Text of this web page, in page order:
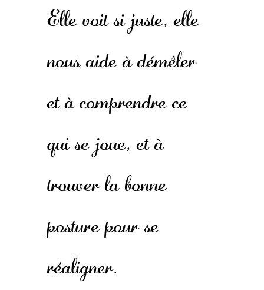
Elle voit si juste, elle
nous aide à démêler
et à comprendre ce
qui se joue, et à
trouver la bonne
posture pour se
réaligner.